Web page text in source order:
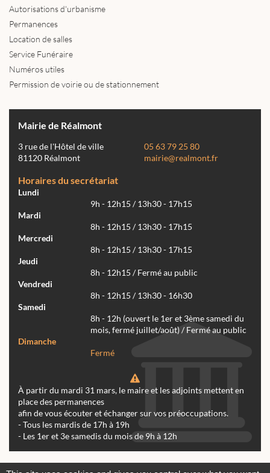
Autorisations d'urbanisme
Permanences
Location de salles
Service Funéraire
Numéros utiles
Permission de voirie ou de stationnement
Mairie de Réalmont
3 rue de l'Hôtel de ville
81120 Réalmont
05 63 79 25 80
mairie@realmont.fr
Horaires du secrétariat
Lundi
9h - 12h15 / 13h30 - 17h15
Mardi
8h - 12h15 / 13h30 - 17h15
Mercredi
8h - 12h15 / 13h30 - 17h15
Jeudi
8h - 12h15 / Fermé au public
Vendredi
8h - 12h15 / 13h30 - 16h30
Samedi
8h - 12h (ouvert le 1er et 3ème samedi du
mois, fermé juillet/août) / Fermé au public
Dimanche
Fermé
À partir du mardi 31 mars, le maire et les adjoints mettent en
place des permanences
afin de vous écouter et échanger sur vos préoccupations.
- Tous les mardis de 17h à 19h
- Les 1er et 3e samedis du mois de 9h à 12h